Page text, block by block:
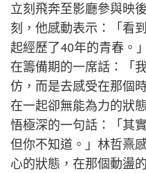
立刻飛奔至影廳參與映
刻，他感動表示：「看
起經歷了40年的青春。
在籌備期的一席話：「
仿，而是去感受在那個
在一起卻無能為力的狀
悟極深的一句話：「其
但你不知道。」林哲熹
心的狀態，在那個動盪